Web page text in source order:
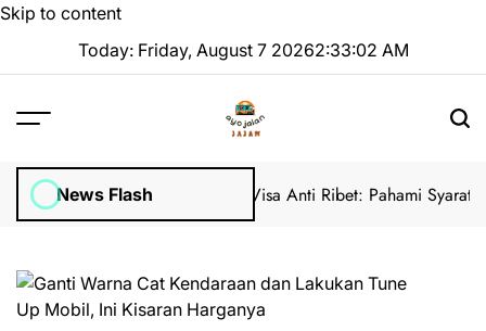
Skip to content
Today: Friday, August 7 20262:33:03 AM
News Flash
dari IndonesiaCara Bikin Visa Anti Ribet: Pahami Syarat dan